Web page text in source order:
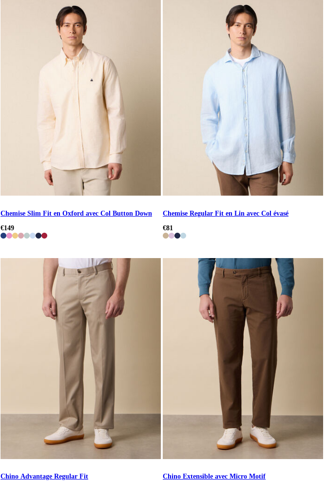
Chemise Slim Fit en Oxford avec Col Button Down
€149
Chemise Regular Fit en Lin avec Col évasé
€81
Chino Advantage Regular Fit
Chino Extensible avec Micro Motif